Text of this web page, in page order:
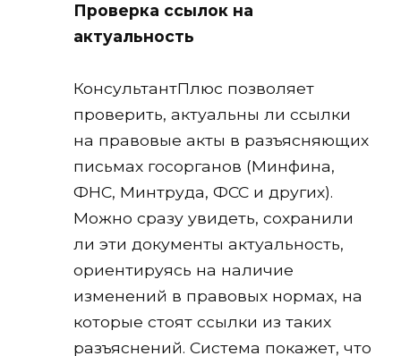
Проверка ссылок на
актуальность
КонсультантПлюс позволяет
проверить, актуальны ли ссылки
на правовые акты в разъясняющих
письмах госорганов (Минфина,
ФНС, Минтруда, ФСС и других).
Можно сразу увидеть, сохранили
ли эти документы актуальность,
ориентируясь на наличие
изменений в правовых нормах, на
которые стоят ссылки из таких
разъяснений. Система покажет, что